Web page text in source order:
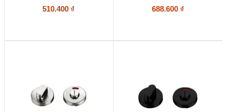
510.400 ₫ 688.600 ₫